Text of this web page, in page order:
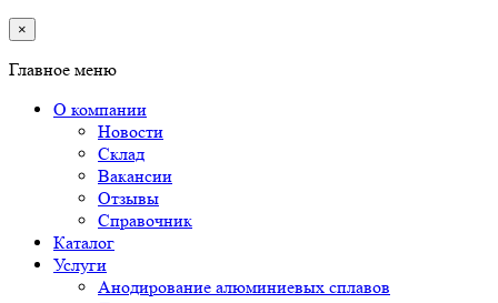
×
Главное меню
О компании
Новости
Склад
Вакансии
Отзывы
Справочник
Каталог
Услуги
Анодирование алюминиевых сплавов